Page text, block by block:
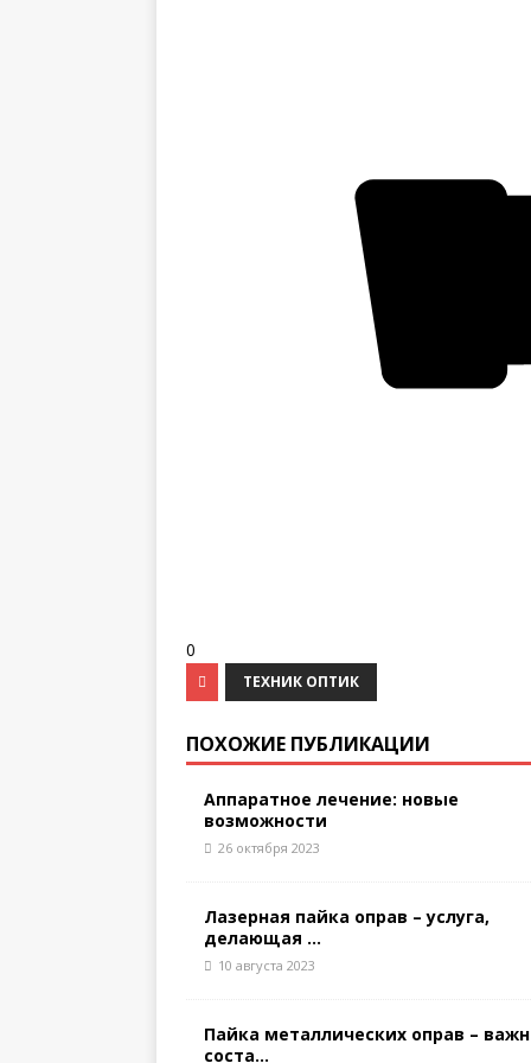
0
ТЕХНИК ОПТИК
ПОХОЖИЕ ПУБЛИКАЦИИ
Аппаратное лечение: новые
возможности
26 октября 2023
Лазерная пайка оправ – услуга,
делающая ...
10 августа 2023
Пайка металлических оправ –
соста...